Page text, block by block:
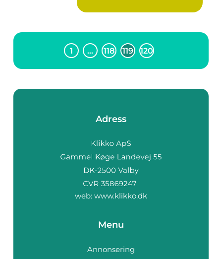
1 … 118 119 120
Adress
web: www.klikko.dk
Menu
Annonsering